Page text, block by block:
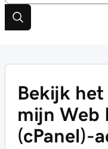
Bekijk
mijn Web
(cPanel)-